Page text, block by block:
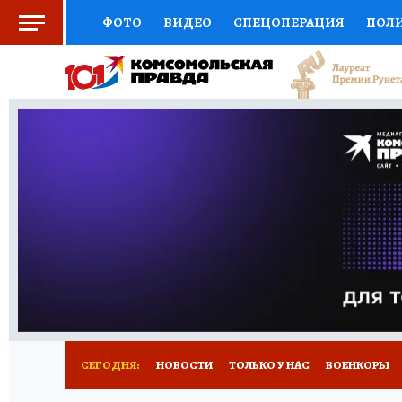
ФОТО ВИДЕО СПЕЦОПЕРАЦИЯ
СОЦПОДДЕРЖКА НАУКА СПОРТ
ВЫБОР ЭКСПЕРТОВ ДОКТОР
ПРОГНОЗЫ НА СПОРТ
НОВОЕ
СЕГОДНЯ: НОВОСТИ ТОЛЬКО У НАС ВОЕНКОРЫ